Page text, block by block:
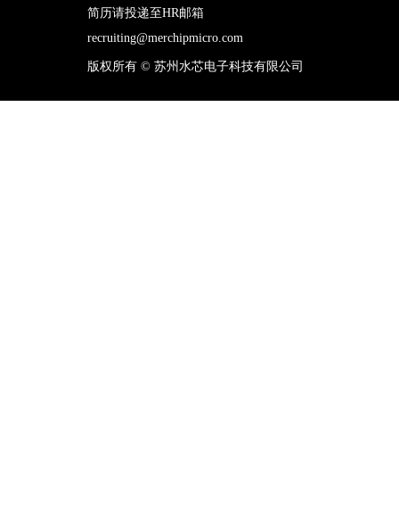
版权所有 © 苏州水芯电子科技有限公司
简历请投递至HR邮箱
recruiting@merchipmicro.com